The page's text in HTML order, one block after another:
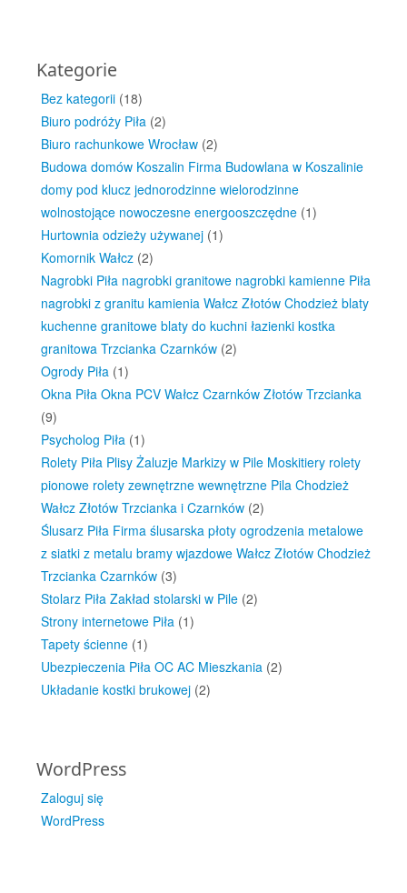
Kategorie
Bez kategorii (18)
Biuro podróży Piła (2)
Biuro rachunkowe Wrocław (2)
Budowa domów Koszalin Firma Budowlana w Koszalinie
domy pod klucz jednorodzinne wielorodzinne
wolnostojące nowoczesne energooszczędne (1)
Hurtownia odzieży używanej (1)
Komornik Wałcz (2)
Nagrobki Piła nagrobki granitowe nagrobki kamienne Piła
nagrobki z granitu kamienia Wałcz Złotów Chodzież blaty
kuchenne granitowe blaty do kuchni łazienki kostka
granitowa Trzcianka Czarnków (2)
Ogrody Piła (1)
Okna Piła Okna PCV Wałcz Czarnków Złotów Trzcianka
(9)
Psycholog Piła (1)
Rolety Piła Plisy Żaluzje Markizy w Pile Moskitiery rolety
pionowe rolety zewnętrzne wewnętrzne Pila Chodzież
Wałcz Złotów Trzcianka i Czarnków (2)
Ślusarz Piła Firma ślusarska płoty ogrodzenia metalowe
z siatki z metalu bramy wjazdowe Wałcz Złotów Chodzież
Trzcianka Czarnków (3)
Stolarz Piła Zakład stolarski w Pile (2)
Strony internetowe Piła (1)
Tapety ścienne (1)
Ubezpieczenia Piła OC AC Mieszkania (2)
Układanie kostki brukowej (2)
WordPress
Zaloguj się
WordPress